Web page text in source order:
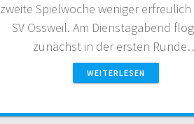
zweite Spielwoche weniger
SV Ossweil. Am Dienstagabend
zunächst in der ersten
WEITERLESEN